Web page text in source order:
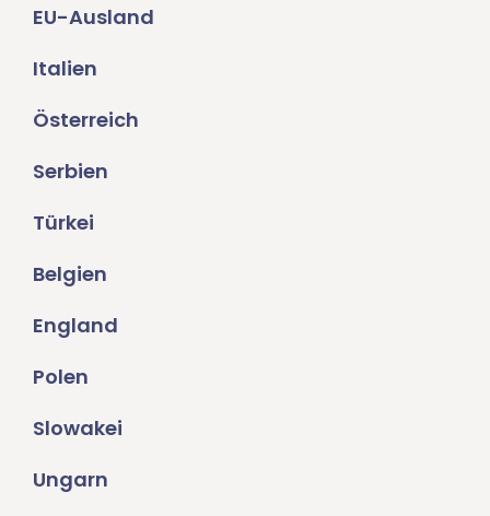
EU-Ausland
Italien
Österreich
Serbien
Türkei
Belgien
England
Polen
Slowakei
Ungarn